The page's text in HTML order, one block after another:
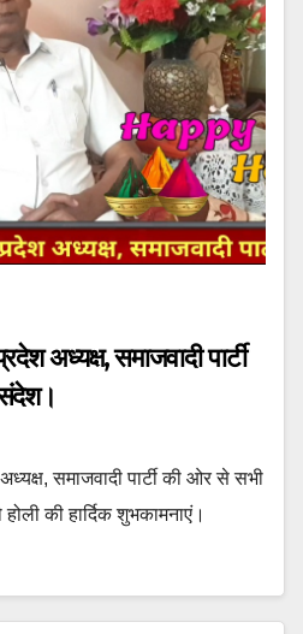
अध्यक्ष, समाजवादी पार्टी
समाजवादी पार्टी की ओर से सभी
की हार्दिक शुभकामनाएं।